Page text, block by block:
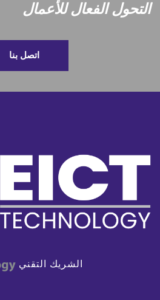
التحول الفعال للأعمال
اتصل بنا
الشريك التقني